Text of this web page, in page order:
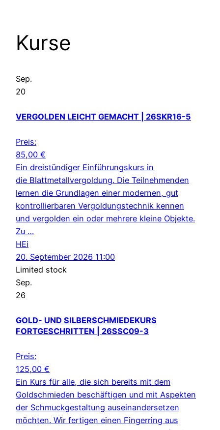
Kurse
Sep.
20
VERGOLDEN LEICHT GEMACHT | 26SKR16-5
Preis:
85,00 €
Ein dreistündiger Einführungskurs in
die Blattmetallvergoldung. Die Teilnehmenden
lernen die Grundlagen einer modernen, gut
kontrollierbaren Vergoldungstechnik kennen
und vergolden ein oder mehrere kleine Objekte.
Zu …
HEi
20. September 2026 11:00
Limited stock
Sep.
26
GOLD- UND SILBERSCHMIEDEKURS
FORTGESCHRITTEN | 26SSC09-3
Preis:
125,00 €
Ein Kurs für alle, die sich bereits mit dem
Goldschmieden beschäftigen und mit Aspekten
der Schmuckgestaltung auseinandersetzen
möchten. Wir fertigen einen Fingerring aus